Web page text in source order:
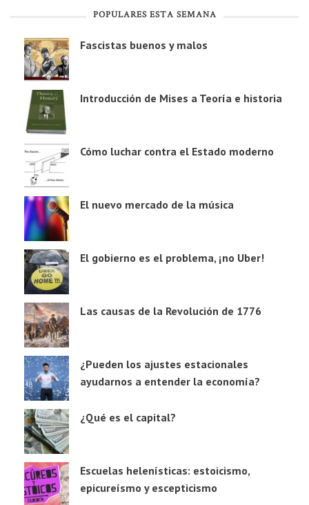
POPULARES ESTA SEMANA
Fascistas buenos y malos
Introducción de Mises a Teoría e historia
Cómo luchar contra el Estado moderno
El nuevo mercado de la música
El gobierno es el problema, ¡no Uber!
Las causas de la Revolución de 1776
¿Pueden los ajustes estacionales
ayudarnos a entender la economía?
¿Qué es el capital?
Escuelas helenísticas: estoicismo,
epicureísmo y escepticismo